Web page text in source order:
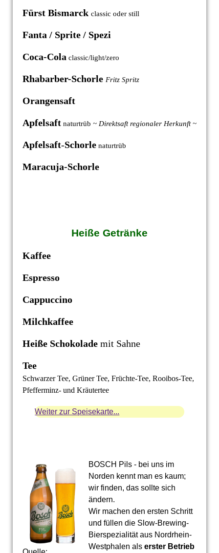
Fürst Bismarck classic oder still
Fanta / Sprite/ Spezi
Coca-Cola classic/light/zero
Rhabarber-Schorle Fritz Spritz
Orangensaft
Apfelsaftnaturtrüb ~ Direktsaft regionaler Herkunft ~
Apfelsaft-Schorlenaturtrüb
Maracuja-Schorle
Heiße Getränke
Kaffee
Espresso
Cappuccino
Milchkaffee
Heiße Schokolademit Sahne
Tee
Schwarzer Tee, Grüner Tee, Früchte-Tee, Rooibos-Tee,
Pfefferminz- und Kräutertee
Weiter zur Speisekarte...
BOSCH Pils - bei uns im
Norden kennt man es kaum;
wir finden, das sollte sich
ändern.
Wir machen den ersten Schritt
und füllen die Slow-Brewing-
Bierspezialität aus Nordrhein-
Westphalen als erster Betrieb